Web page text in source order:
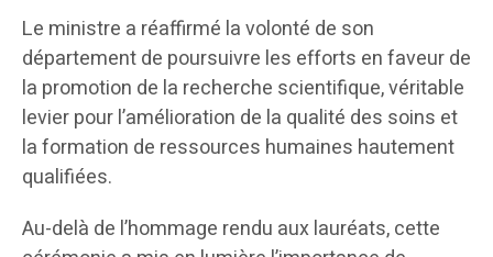
Le ministre a réaffirmé la volonté de son
département de poursuivre les efforts en faveur de
la promotion de la recherche scientifique, véritable
levier pour l’amélioration de la qualité des soins et
la formation de ressources humaines hautement
qualifiées.
Au-delà de l’hommage rendu aux lauréats, cette